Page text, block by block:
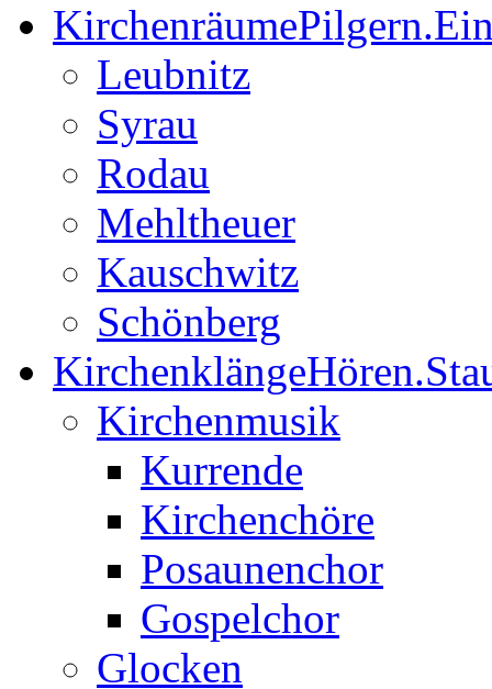
Kirchenräume
Leubnitz
Syrau
Rodau
Mehltheuer
Kauschwitz
Schönberg
Kirchenklänge
Kirchenmusik
Kurrende
Kirchenchöre
Posaunenchor
Gospelchor
Glocken